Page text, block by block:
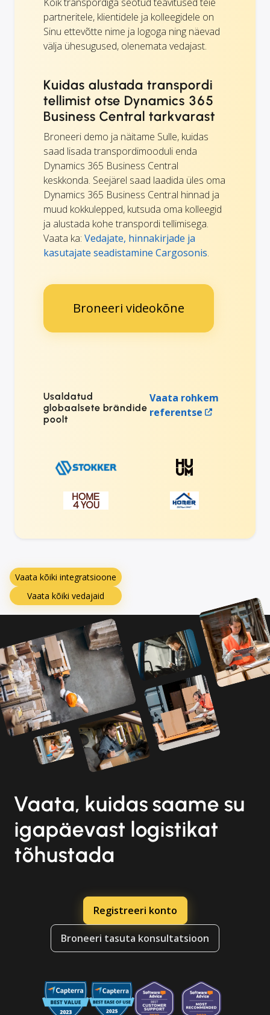
partneritele, klientidele ja kolleegidele on
Sinu ettevõtte nime ja logoga ning näevad
välja ühesugused, olenemata vedajast.
Kuidas alustada transpordi
tellimist otse Dynamics 365
Business Central tarkvarast
Broneeri demo ja näitame Sulle, kuidas
saad lisada transpordimooduli enda
Dynamics 365 Business Central
keskkonda. Seejärel saad laadida üles oma
Dynamics 365 Business Central hinnad ja
muud kokkulepped, kutsuda oma kolleegid
ja alustada kohe transpordi tellimisega.
Vaata ka: Vedajate, hinnakirjade ja
kasutajate seadistamine Cargosonis.
Broneeri videokõne
Usaldatud
globaalsete brändide
poolt
Vaata rohkem
referentse
Vaata kõiki integratsioone
Vaata kõiki vedajaid
Vaata, kuidas saame su
igapäevast logistikat
tõhustada
Registreeri konto
Broneeri tasuta konsultatsioon